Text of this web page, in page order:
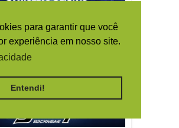
para garantir que você
experiência em nosso site.
Entendi!